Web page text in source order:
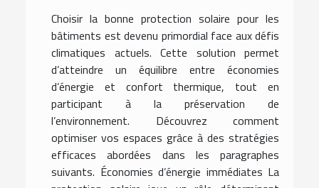
Choisir la bonne protection solaire pour les
bâtiments est devenu primordial face aux défis
climatiques actuels. Cette solution permet
d’atteindre un équilibre entre économies
d’énergie et confort thermique, tout en
participant à la préservation de
l’environnement. Découvrez comment
optimiser vos espaces grâce à des stratégies
efficaces abordées dans les paragraphes
suivants. Économies d’énergie immédiates La